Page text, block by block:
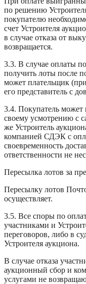
по решению
покупателю
счет Устроителя
в случае отказа от
возвращается.
3.3. В случае оплаты
получить лоты после
может плательщик
его представитель с
3.4. Покупатель
своему усмотрению с
же Устроитель
компанией СДЭК с
своевременность
ответственности не
Пересылка лотов за
Пересылку лотов
осуществляет.
3.5. Все споры по
участниками и
переговоров, либо в
Устроителя аукциона.
В случае отказа
аукционный сбор и
услугами не